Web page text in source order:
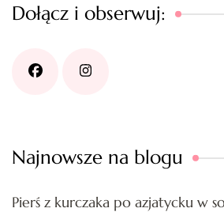
Dołącz i obserwuj:
Najnowsze na blogu
Pierś z kurczaka po azjatycku w